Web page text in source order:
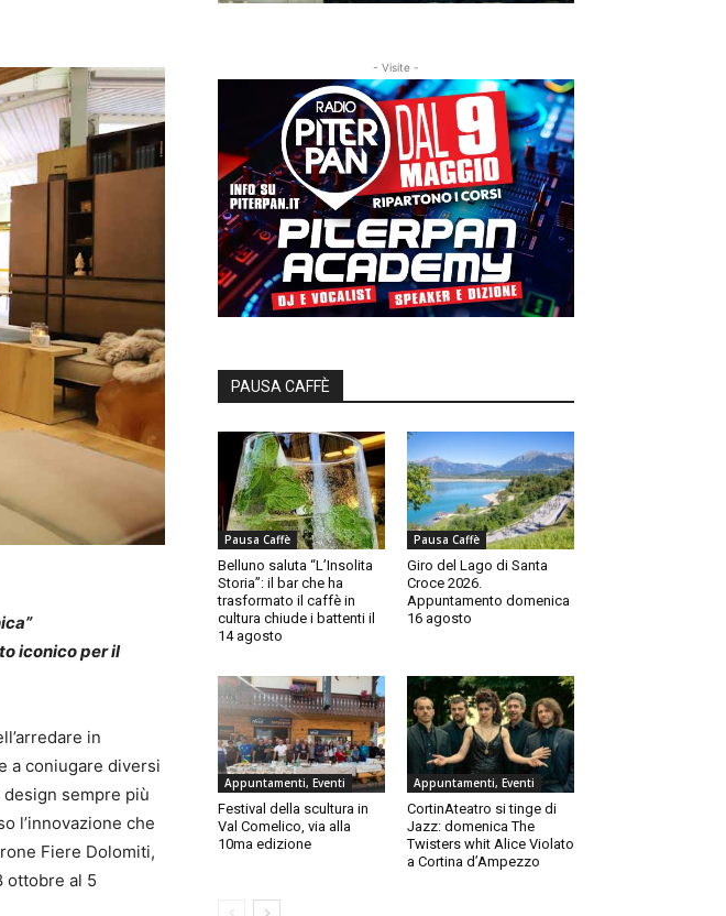
iconico per il
in
a coniugare diversi
sempre più
l’innovazione che
Fiere Dolomiti,
ottobre al 5
- Visite -
PAUSA CAFFÈ
Pausa Caffè
Belluno saluta “L’Insolita
Storia”: il bar che ha
trasformato il caffè in
cultura chiude i battenti il
14 agosto
Pausa Caffè
Giro del Lago di Santa
Croce 2026.
Appuntamento domenica
16 agosto
Appuntamenti, Eventi
Festival della scultura in
Val Comelico, via alla
10ma edizione
Appuntamenti, Eventi
CortinAteatro si tinge di
Jazz: domenica The
Twisters whit Alice Violato
a Cortina d’Ampezzo